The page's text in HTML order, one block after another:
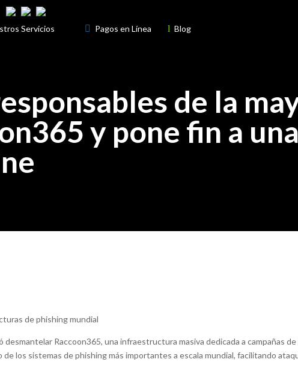
Servicios  Pagos en Línea l Blog
de la
y pone fin a
de phishing mundial
Raccoon365, una infraestructura masiva dedicada a campañas
los sistemas de phishing más importantes a escala mundial, facilitando